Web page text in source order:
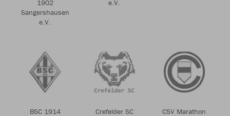
1902
Sangershausen
e.V.
e.V.
BSC 1914
Crefelder SC
CSV Marathon